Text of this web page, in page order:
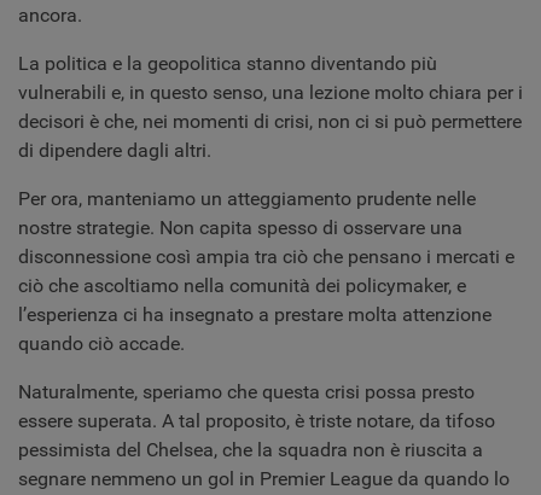
ancora.
La politica e la geopolitica stanno diventando più
vulnerabili e, in questo senso, una lezione molto chiara per i
decisori è che, nei momenti di crisi, non ci si può permettere
di dipendere dagli altri.
Per ora, manteniamo un atteggiamento prudente nelle
nostre strategie. Non capita spesso di osservare una
disconnessione così ampia tra ciò che pensano i mercati e
ciò che ascoltiamo nella comunità dei policymaker, e
l’esperienza ci ha insegnato a prestare molta attenzione
quando ciò accade.
Naturalmente, speriamo che questa crisi possa presto
essere superata. A tal proposito, è triste notare, da tifoso
pessimista del Chelsea, che la squadra non è riuscita a
segnare nemmeno un gol in Premier League da quando lo